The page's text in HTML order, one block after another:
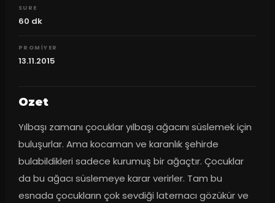
SURE
60 dk
PROMIYER
13.11.2015
Ozet
Yılbaşı zamanı çocuklar yılbaşı ağacını süslemek için
buluşurlar. Ama kocaman ve karanlık şehirde
bulabildikleri sadece kurumuş bir ağaçtır. Çocuklar
da bu ağacı süslemeye karar verirler. Tam bu
esnada çocukların çok sevdiği laternacı gözükür ve